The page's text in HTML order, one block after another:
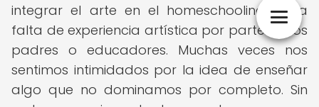
integrar el arte en el homeschooling es la
falta de experiencia artística por parte de los
padres o educadores. Muchas veces nos
sentimos intimidados por la idea de enseñar
algo que no dominamos por completo. Sin